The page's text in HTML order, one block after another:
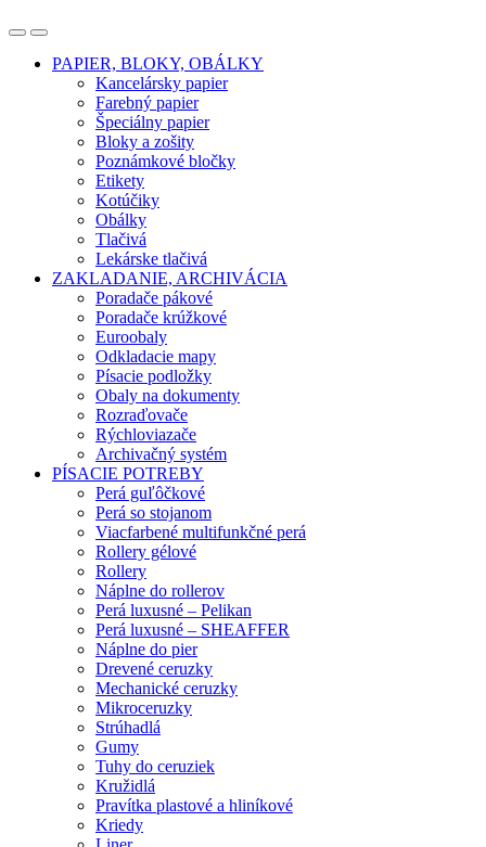
OpenClose
PAPIER, BLOKY, OBÁLKY
Kancelársky papier
Farebný papier
Špeciálny papier
Bloky a zošity
Poznámkové bločky
Etikety
Kotúčiky
Obálky
Tlačivá
Lekárske tlačivá
ZAKLADANIE, ARCHIVÁCIA
Poradače pákové
Poradače krúžkové
Euroobaly
Odkladacie mapy
Písacie podložky
Obaly na dokumenty
Rozraďovače
Rýchloviazače
Archivačný systém
PÍSACIE POTREBY
Perá guľôčkové
Perá so stojanom
Viacfarbené multifunkčné perá
Rollery gélové
Rollery
Náplne do rollerov
Perá luxusné – Pelikan
Perá luxusné – SHEAFFER
Náplne do pier
Drevené ceruzky
Mechanické ceruzky
Mikroceruzky
Strúhadlá
Gumy
Tuhy do ceruziek
Kružidlá
Pravítka plastové a hliníkové
Kriedy